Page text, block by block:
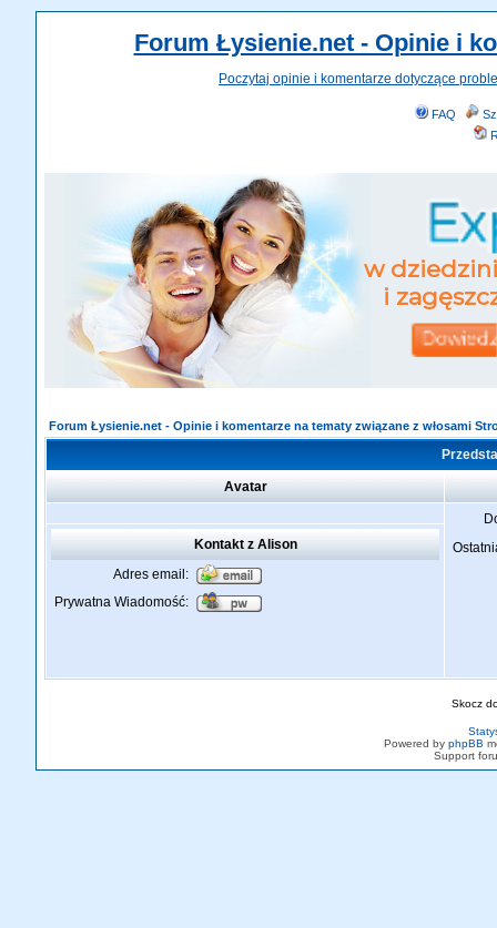
Forum Łysienie.net - Opinie i
Poczytaj opinie i komentarze dotyczące
FAQ
Forum Łysienie.net - Opinie i komentarze na tematy związane z włosami
Avatar
Kontakt z Alison
Adres email:
Prywatna Wiadomość:
Skocz
Powered by phpBB
Support